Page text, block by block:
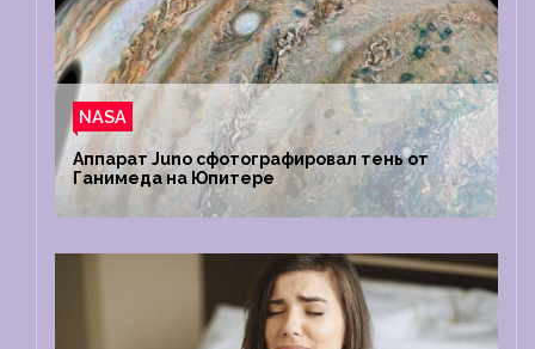
NASA
Аппарат Juno сфотографировал тень от
Ганимеда на Юпитере